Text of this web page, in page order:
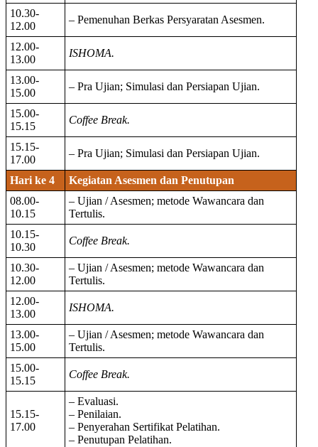
10.30-
12.00
– Pemenuhan Berkas Persyaratan Asesmen.
12.00-
13.00
ISHOMA.
13.00-
15.00
– Pra Ujian; Simulasi dan Persiapan Ujian.
15.00-
15.15
Coffee Break.
15.15-
17.00
– Pra Ujian; Simulasi dan Persiapan Ujian.
Hari ke 4
Kegiatan Asesmen dan Penutupan
08.00-
10.15
– Ujian / Asesmen; metode Wawancara dan
Tertulis.
10.15-
10.30
Coffee Break.
10.30-
12.00
– Ujian / Asesmen; metode Wawancara dan
Tertulis.
12.00-
13.00
ISHOMA.
13.00-
15.00
– Ujian / Asesmen; metode Wawancara dan
Tertulis.
15.00-
15.15
Coffee Break.
15.15-
17.00
– Evaluasi.
– Penilaian.
– Penyerahan Sertifikat Pelatihan.
– Penutupan Pelatihan.